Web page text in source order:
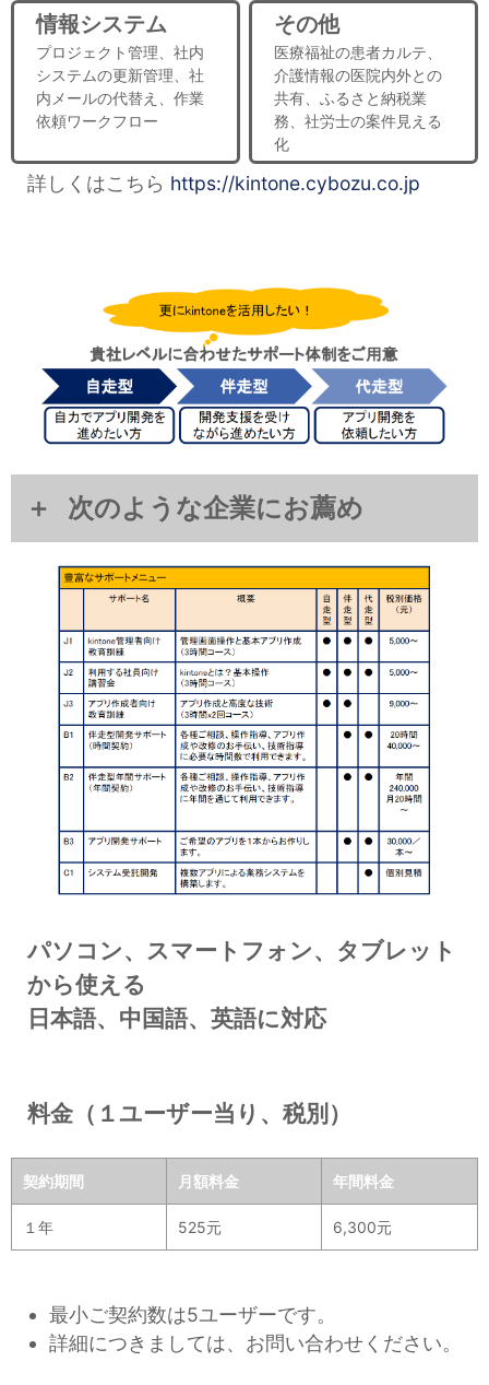
情報システム
プロジェクト管理、社内
システムの更新管理、社
内メールの代替え、作業
依頼ワークフロー
その他
医療福祉の患者カルテ、
介護情報の医院内外との
共有、ふるさと納税業
務、社労士の案件見える
化
詳しくはこちら https://kintone.cybozu.co.jp
次のような企業にお薦め
パソコン、スマートフォン、タブレット
から使える
日本語、中国語、英語に対応
料金（１ユーザー当り、税別）
契約期間 月額料金 年間料金
１年 525元 6,300元
最小ご契約数は5ユーザーです。
詳細につきましては、お問い合わせください。